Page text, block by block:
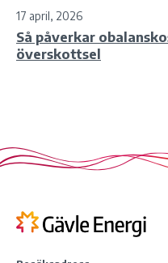
17 april, 2026
Så påverkar
överskottsel